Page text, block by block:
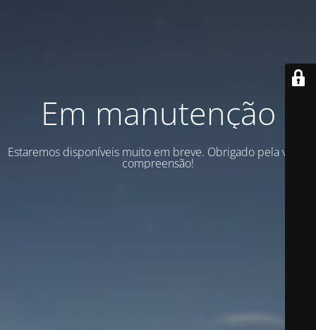
Em manutenção
Estaremos disponíveis muito em breve. Obrigado pela vossa
compreensão!